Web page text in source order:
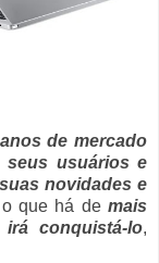
de mercado
seus usuários e
novidades e
que há de mais
irá conquistá-lo,